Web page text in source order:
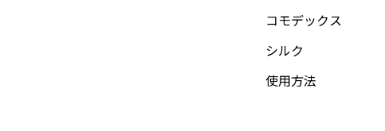
コモデックス
シルク
使用方法